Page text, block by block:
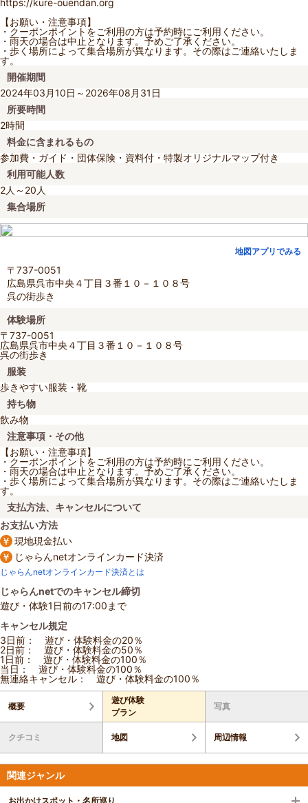
https://kure-ouendan.org
【お願い・注意事項】
・クーポンポイントをご利用の方は予約時にご利用ください。
・雨天の場合は中止となります。予めご了承ください。
・歩く場所によって集合場所が異なります。その際はご連絡いたしま
す。
開催期間
2024年03月10日～2026年08月31日
所要時間
2時間
料金に含まれるもの
参加費・ガイド・団体保険・資料付・特製オリジナルマップ付き
利用可能人数
2人～20人
集合場所
地図アプリでみる
〒737-0051
広島県呉市中央４丁目３番１０－１０８号
呉の街歩き
体験場所
〒737-0051
広島県呉市中央４丁目３番１０－１０８号
呉の街歩き
服装
歩きやすい服装・靴
持ち物
飲み物
注意事項・その他
【お願い・注意事項】
・クーポンポイントをご利用の方は予約時にご利用ください。
・雨天の場合は中止となります。予めご了承ください。
・歩く場所によって集合場所が異なります。その際はご連絡いたしま
す。
支払方法、キャンセルについて
お支払い方法
現地現金払い
じゃらんnetオンラインカード決済
じゃらんnetオンラインカード決済とは
じゃらんnetでのキャンセル締切
遊び・体験1日前の17:00まで
キャンセル規定
3日前： 遊び・体験料金の20％
2日前： 遊び・体験料金の50％
1日前： 遊び・体験料金の100％
当日： 遊び・体験料金の100％
無連絡キャンセル： 遊び・体験料金の100％
概要
遊び体験
プラン
写真
クチコミ 地図 周辺情報
関連ジャンル
お出かけスポット・名所巡り